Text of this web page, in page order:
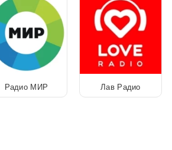
Радио МИР Лав Радио